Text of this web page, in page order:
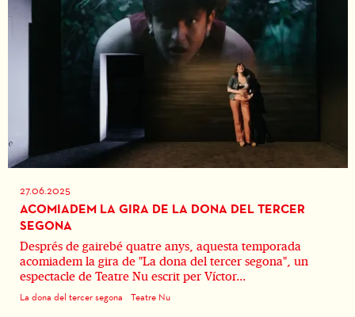
27.06.2025
ACOMIADEM LA GIRA DE LA DONA DEL TERCER
SEGONA
Després de gairebé quatre anys, aquesta temporada
acomiadem la gira de "La dona del tercer segona", un
espectacle de Teatre Nu escrit per Víctor...
La dona del tercer segona Teatre Nu